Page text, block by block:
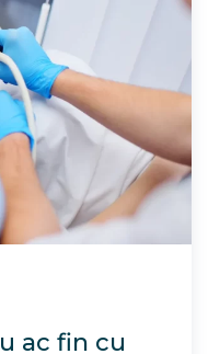
ac fin cu